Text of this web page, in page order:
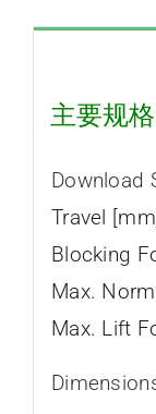
主要规格
Download
Travel
Blocking
Max.
Max. Lift